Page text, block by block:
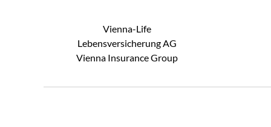
Vienna-Life
Lebensversicherung AG
Vienna Insurance Group